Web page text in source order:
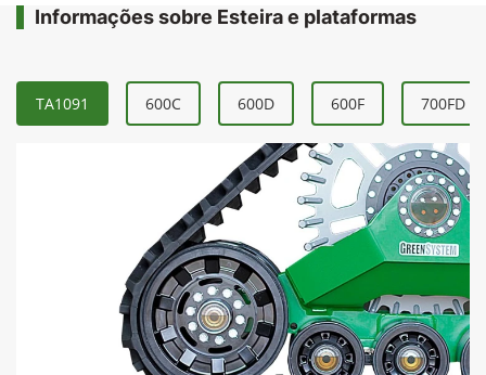
Informações sobre Esteira e plataformas
TA1091 600C 600D 600F 700FD